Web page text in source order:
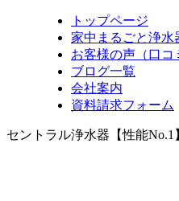
トップページ
家中まるごと浄水
お客様の声（口コ
ブログ一覧
会社案内
資料請求フォーム
セントラル浄水器【性能